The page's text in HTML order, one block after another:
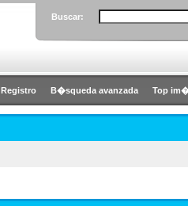
Buscar:
Registro B�squeda avanzada Top